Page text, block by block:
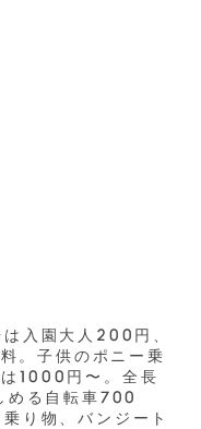
入園大人200円、
。子供のポニー乗
1000円〜。全長
める自転車700
り物、バンジート